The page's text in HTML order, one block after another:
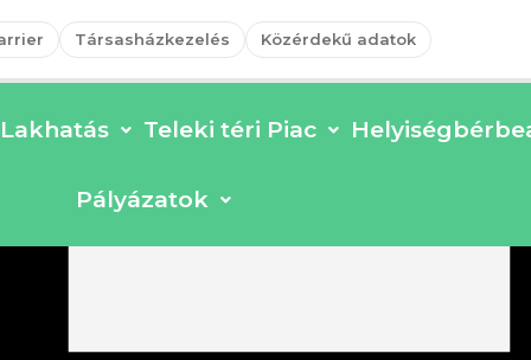
Társasházkezelés Közérdekű adatok
Lakhatás Teleki téri Piac
Pályázatok